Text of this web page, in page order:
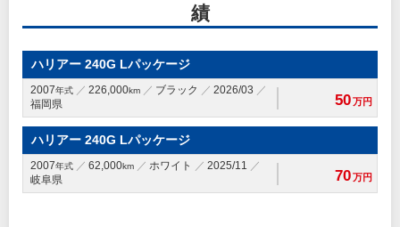
績
ハリアー 240G Lパッケージ
2007年式 226,000km ブラック
2026/03
福岡県
50万円
ハリアー 240G Lパッケージ
2007年式 62,000km ホワイト
2025/11
岐阜県
70万円